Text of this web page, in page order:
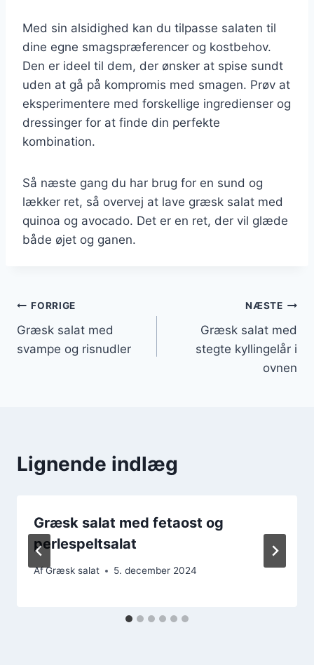
Med sin alsidighed kan du tilpasse salaten til
dine egne smagspræferencer og kostbehov.
Den er ideel til dem, der ønsker at spise sundt
uden at gå på kompromis med smagen. Prøv at
eksperimentere med forskellige ingredienser og
dressinger for at finde din perfekte
kombination.
Så næste gang du har brug for en sund og
lækker ret, så overvej at lave græsk salat med
quinoa og avocado. Det er en ret, der vil glæde
både øjet og ganen.
Indlægsnavigation
FORRIGE
Græsk salat med
svampe og risnudler
NÆSTE
Græsk salat med
stegte kyllingelår i
ovnen
Lignende indlæg
Græsk salat med fetaost og
perlespeltsalat
AfGræsk salat 5. december 2024